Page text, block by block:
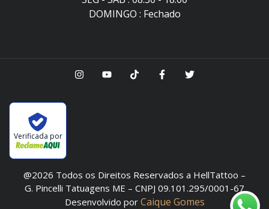
DOMINGO : Fechado
Verificada por
@2026 Todos os Direitos Reservados a HellTattoo –
G. Pincelli Tatuagens ME – CNPJ 09.101.295/0001-67
Desenvolvido por Caique Gomes